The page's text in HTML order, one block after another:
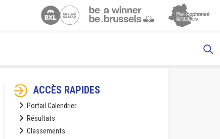
ACCÈS RAPIDES
Portail Calendrier
Résultats
Classements